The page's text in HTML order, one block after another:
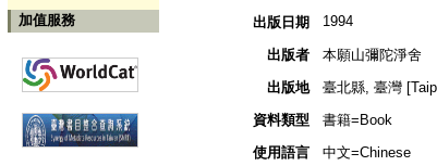
加值服務
出版日期
1994
出版者
本願山彌陀淨舍
出版地
臺北縣, 臺灣
資料類型
書籍=Book
使用語言
中文=Chinese